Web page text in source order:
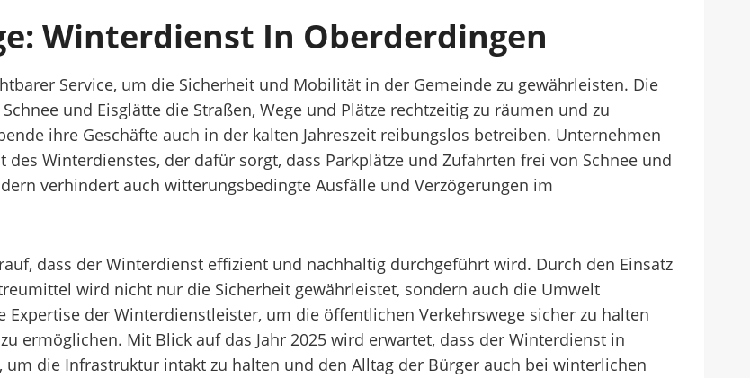
Winterdienst In Oberderdingen
Service, um die Sicherheit und Mobilität in der Gemeinde zu gewährleisten. Die
und Eisglätte die Straßen, Wege und Plätze rechtzeitig zu räumen und zu
ihre Geschäfte auch in der kalten Jahreszeit reibungslos betreiben. Unternehmen
Winterdienstes, der dafür sorgt, dass Parkplätze und Zufahrten frei von Schnee und
verhindert auch witterungsbedingte Ausfälle und Verzögerungen im
dass der Winterdienst effizient und nachhaltig durchgeführt wird. Durch den Einsatz
wird nicht nur die Sicherheit gewährleistet, sondern auch die Umwelt
der Winterdienstleister, um die öffentlichen Verkehrswege sicher zu halten
ermöglichen. Mit Blick auf das Jahr 2025 wird erwartet, dass der Winterdienst in
die Infrastruktur intakt zu halten und den Alltag der Bürger auch bei winterlichen